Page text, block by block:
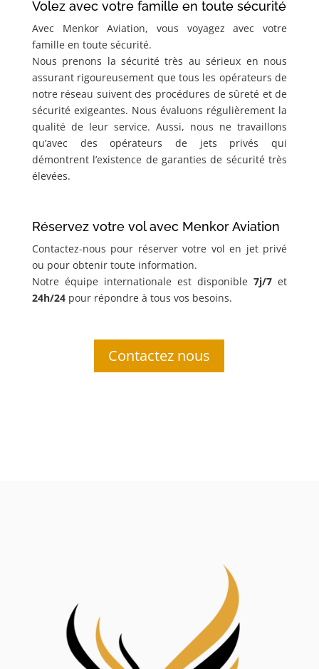
Volez avec votre famille en toute sécurité
Avec Menkor Aviation, vous voyagez avec votre
famille en toute sécurité.
Nous prenons la sécurité très au sérieux en nous
assurant rigoureusement que tous les opérateurs de
notre réseau suivent des procédures de sûreté et de
sécurité exigeantes. Nous évaluons régulièrement la
qualité de leur service. Aussi, nous ne travaillons
qu’avec des opérateurs de jets privés qui
démontrent l’existence de garanties de sécurité très
élevées.
Réservez votre vol avec Menkor Aviation
Contactez-nous pour réserver votre vol en jet privé
ou pour obtenir toute information.
Notre équipe internationale est disponible7j/7 et
24h/24pour répondre à tous vos besoins.
Contactez nous